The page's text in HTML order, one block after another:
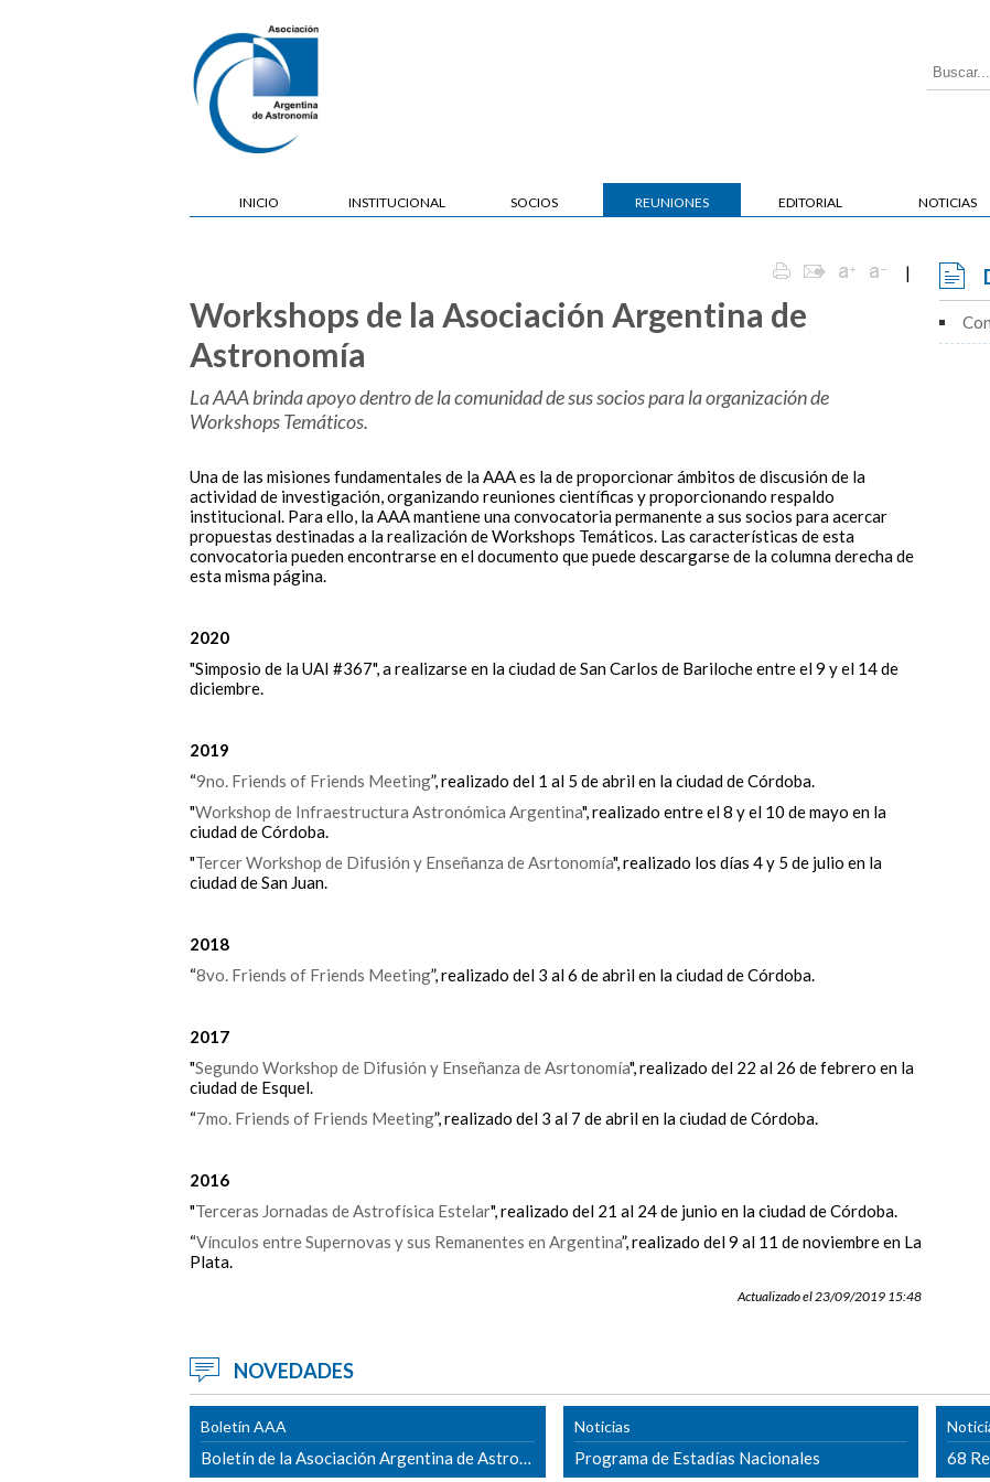
INICIO INSTITUCIONAL SOCIOS REUNIONES EDITORIAL NOTICIAS
|
Workshops de la Asociación Argentina de
Astronomía
La AAA brinda apoyo dentro de la comunidad de sus socios para la organización de
Workshops Temáticos.
Una de las misiones fundamentales de la AAA es la de proporcionar ámbitos de discusión de la
actividad de investigación, organizando reuniones científicas y proporcionando respaldo
institucional. Para ello, la AAA mantiene una convocatoria permanente a sus socios para acercar
propuestas destinadas a la realización de Workshops Temáticos. Las características de esta
convocatoria pueden encontrarse en el documento que puede descargarse de la columna derecha de
esta misma página.
2020
"Simposio de la UAI #367", a realizarse en la ciudad de San Carlos de Bariloche entre el 9 y el 14 de
diciembre.
2019
“9no. Friends of Friends Meeting”, realizado del 1 al 5 de abril en la ciudad de Córdoba.
"Workshop de Infraestructura Astronómica Argentina", realizado entre el 8 y el 10 de mayo en la
ciudad de Córdoba.
"Tercer Workshop de Difusión y Enseñanza de Asrtonomía", realizado los días 4 y 5 de julio en la
ciudad de San Juan.
2018
“8vo. Friends of Friends Meeting”, realizado del 3 al 6 de abril en la ciudad de Córdoba.
2017
"Segundo Workshop de Difusión y Enseñanza de Asrtonomía", realizado del 22 al 26 de febrero en la
ciudad de Esquel.
“7mo. Friends of Friends Meeting”, realizado del 3 al 7 de abril en la ciudad de Córdoba.
2016
"Terceras Jornadas de Astrofísica Estelar", realizado del 21 al 24 de junio en la ciudad de Córdoba.
“Vínculos entre Supernovas y sus Remanentes en Argentina”, realizado del 9 al 11 de noviembre en La
Plata.
Actualizado el 23/09/2019 15:48
NOVEDADES
Boletín AAA
Boletín de la Asociación Argentina de Astronomía
Noticias
Programa de Estadías Nacionales 68